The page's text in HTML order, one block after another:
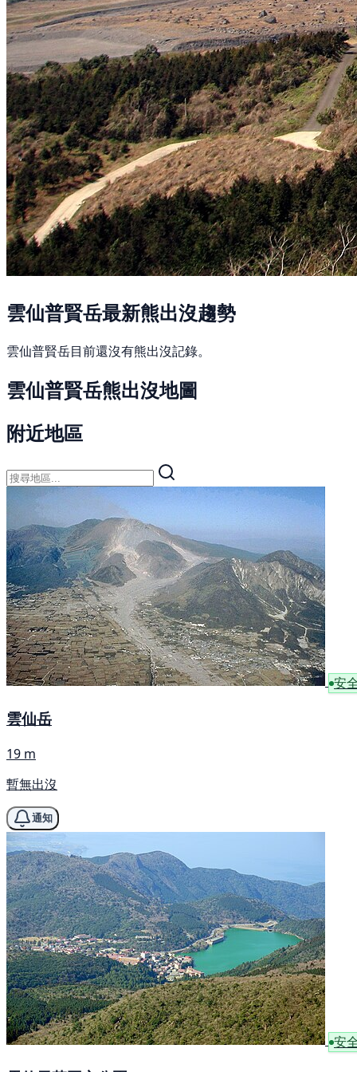
雲仙普賢岳最新熊出沒趨勢
雲仙普賢岳目前還沒有熊出沒記錄。
雲仙普賢岳熊出沒地圖
附近地區
安
雲仙岳
19 m
暫無出沒
通知
安